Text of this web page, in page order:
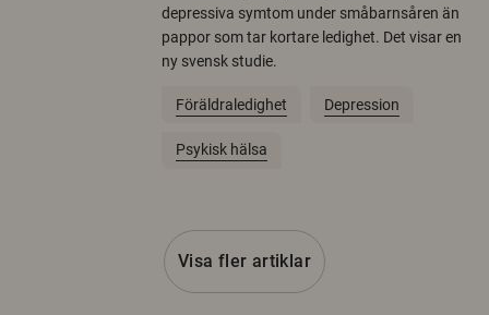
depressiva symtom under småbarnsåren än
pappor som tar kortare ledighet. Det visar en
ny svensk studie.
Föräldraledighet Depression
Psykisk hälsa
Visa fler artiklar